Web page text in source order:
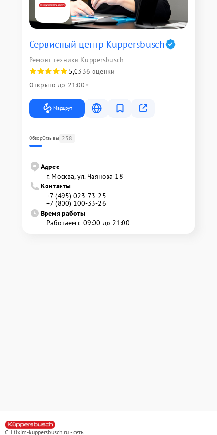
Сервисный центр Kuppersbusch
Ремонт техники Kuppersbusch
5,0336 оценки
Открыто до 21:00
Маршрут
ОбзорОтзывы 258
Адрес
г. Москва, ул. Чаянова 18
Контакты
+7 (495) 023-73-25
+7 (800) 100-33-26
Время работы
Работаем с 09:00 до 21:00
СЦ fixim-kuppersbusch.ru - сеть